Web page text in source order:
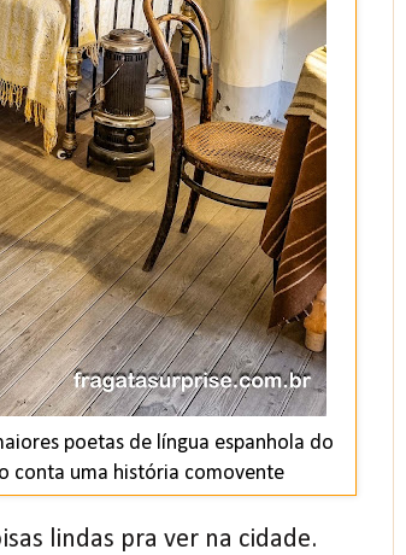
poetas de língua espanhola do
conta uma história comovente
lindas pra ver na cidade.